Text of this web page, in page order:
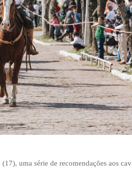
uma série de recomendações aos